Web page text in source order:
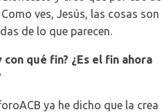
Como ves, Jesús, las cosas son
de lo que parecen.
con qué fin? ¿Es el fin ahora
ya he dicho que la crea